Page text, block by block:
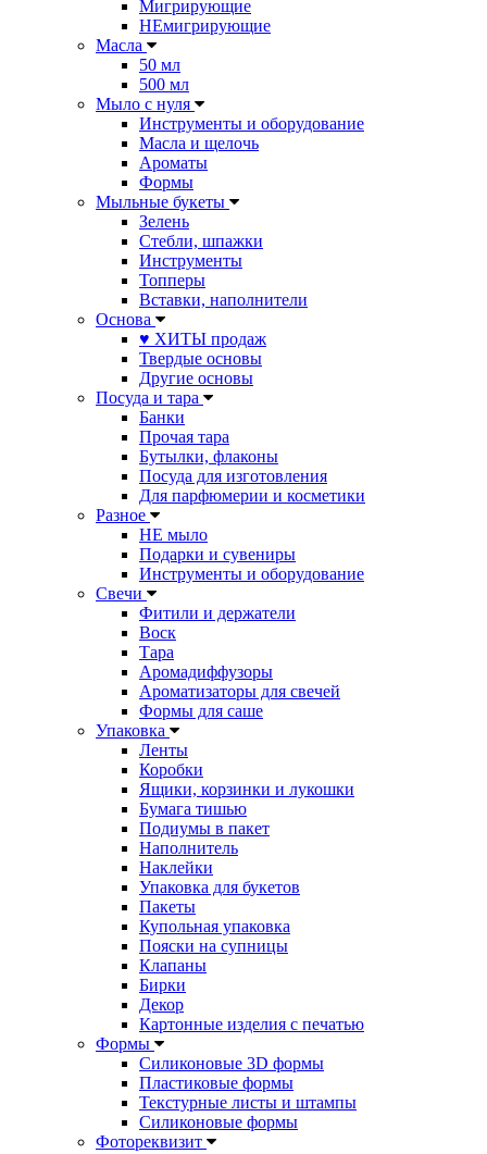
Мигрирующие
НЕмигрирующие
Масла
50 мл
500 мл
Мыло с нуля
Инструменты и оборудование
Масла и щелочь
Ароматы
Формы
Мыльные букеты
Зелень
Стебли, шпажки
Инструменты
Топперы
Вставки, наполнители
Основа
♥ ХИТЫ продаж
Твердые основы
Другие основы
Посуда и тара
Банки
Прочая тара
Бутылки, флаконы
Посуда для изготовления
Для парфюмерии и косметики
Разное
НЕ мыло
Подарки и сувениры
Инструменты и оборудование
Свечи
Фитили и держатели
Воск
Тара
Аромадиффузоры
Ароматизаторы для свечей
Формы для саше
Упаковка
Ленты
Коробки
Ящики, корзинки и лукошки
Бумага тишью
Подиумы в пакет
Наполнитель
Наклейки
Упаковка для букетов
Пакеты
Купольная упаковка
Пояски на супницы
Клапаны
Бирки
Декор
Картонные изделия с печатью
Формы
Силиконовые 3D формы
Пластиковые формы
Текстурные листы и штампы
Силиконовые формы
Фотореквизит